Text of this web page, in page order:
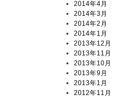
2014年4月
2014年3月
2014年2月
2014年1月
2013年12月
2013年11月
2013年10月
2013年9月
2013年1月
2012年11月